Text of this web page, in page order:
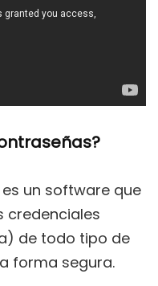
es un software que
credenciales
de todo tipo de
forma segura.